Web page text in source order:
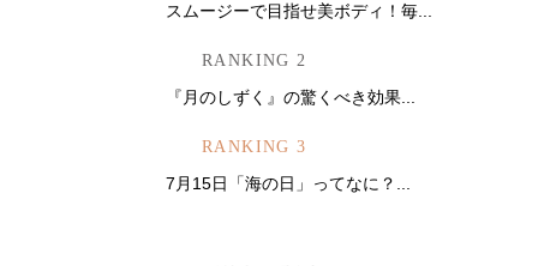
スムージーで目指せ美ボディ！毎...
RANKING 2
『月のしずく』の驚くべき効果...
RANKING 3
7月15日「海の日」ってなに？...